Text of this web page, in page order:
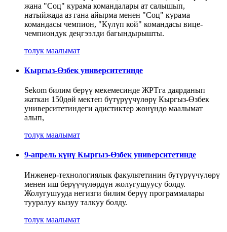
жана "Соц" курама командалары ат салышып,
натыйжада аз гана айырма менен "Соц" курама
командасы чемпион, "Күлүп кой" командасы вице-
чемпиондук деңгээлди багындырышты.
толук маалымат
Кыргыз-Өзбек университетинде
Sekom билим берүү мекемесинде ЖРТга даярданып
жаткан 150дөй мектеп бүтүрүүчүлөрү Кыргыз-Өзбек
университетиндеги адистиктер жөнүндө маалымат
алып,
толук маалымат
9-апрель күнү Кыргыз-Өзбек университетинде
Инженер-технологиялык факультетинин бутүрүүчүлөрү
менен иш берүүчүлөрдүн жолугушуусу болду.
Жолугушууда негизги билим берүү программалары
тууралуу кызуу талкуу болду.
толук маалымат